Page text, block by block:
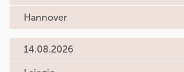
Hannover
14.08.2026